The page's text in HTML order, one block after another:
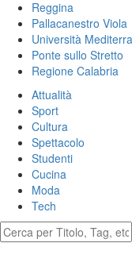
Reggina
Pallacanestro Viola
Università
Ponte sullo Stretto
Regione Calabria
Attualità
Sport
Cultura
Spettacolo
Studenti
Cucina
Moda
Tech